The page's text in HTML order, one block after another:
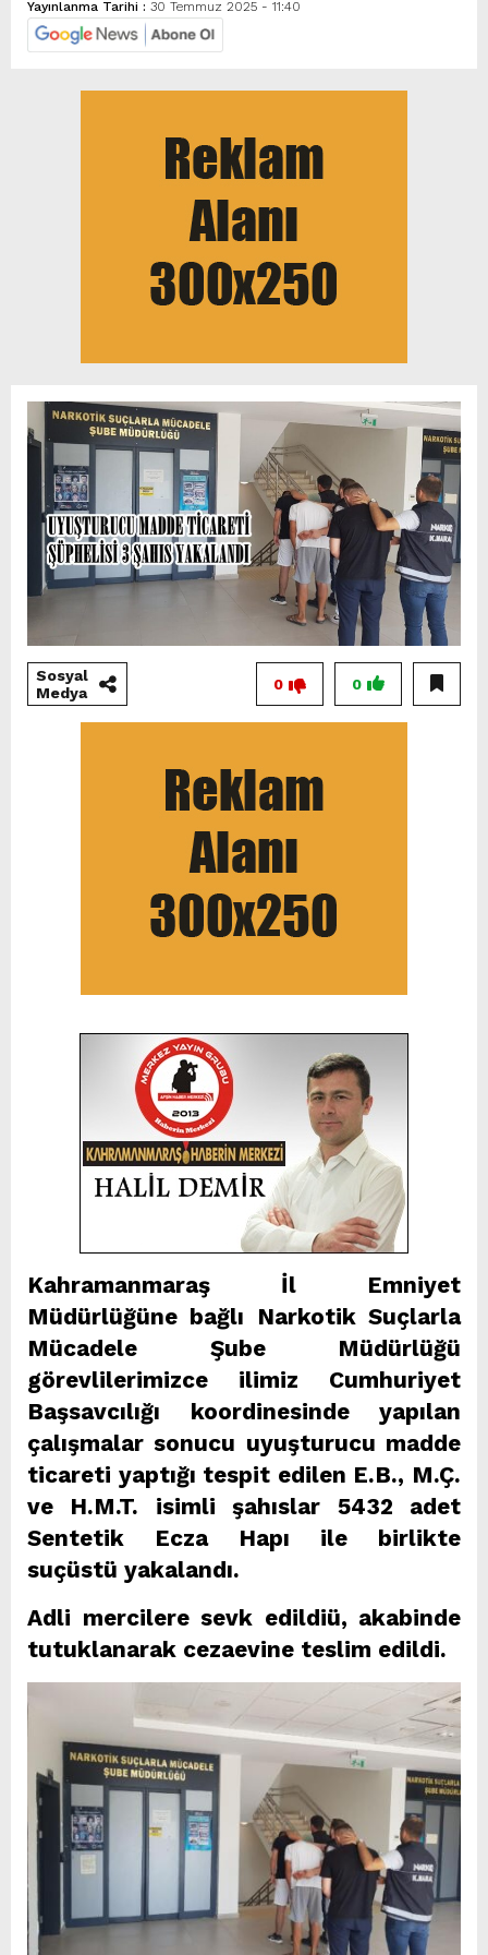
Yayınlanma Tarihi : 30 Temmuz 2025 - 11:40
Sosyal
Medya
0
0
Kahramanmaraş İl Emniyet
Müdürlüğüne bağlı Narkotik Suçlarla
Mücadele Şube Müdürlüğü
görevlilerimizce ilimiz Cumhuriyet
Başsavcılığı koordinesinde yapılan
çalışmalar sonucu uyuşturucu madde
ticareti yaptığı tespit edilen E.B., M.Ç.
ve H.M.T. isimli şahıslar 5432 adet
Sentetik Ecza Hapı ile birlikte
suçüstü yakalandı.
Adli mercilere sevk edildiü, akabinde
tutuklanarak cezaevine teslim edildi.